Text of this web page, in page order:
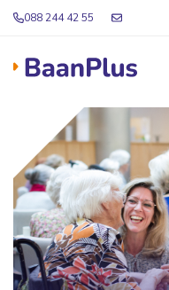
088 244 42 55